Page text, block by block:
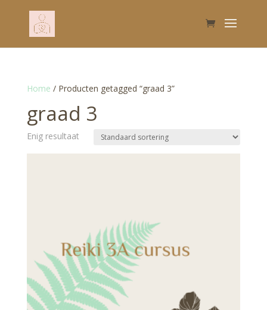
Home / Producten getagged “graad 3”
graad 3
Enig resultaat